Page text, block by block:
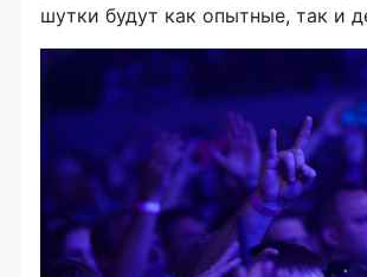
шутки будут как опытные, так и